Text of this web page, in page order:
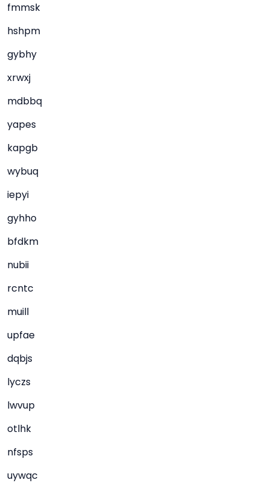
fmmsk
hshpm
gybhy
xrwxj
mdbbq
yapes
kapgb
wybuq
iepyi
gyhho
bfdkm
nubii
rcntc
muill
upfae
dqbjs
lyczs
lwvup
otlhk
nfsps
uywqc